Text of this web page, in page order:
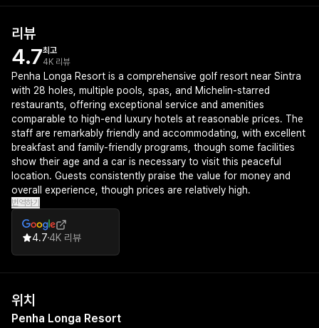
리뷰
4.7최고
4K 리뷰
Penha Longa Resort is a comprehensive golf resort near Sintra
with 28 holes, multiple pools, spas, and Michelin-starred
restaurants, offering exceptional service and amenities
comparable to high-end luxury hotels at reasonable prices. The
staff are remarkably friendly and accommodating, with excellent
breakfast and family-friendly programs, though some facilities
show their age and a car is necessary to visit this peaceful
location. Guests consistently praise the value for money and
overall experience, though prices are relatively high.
번역하기
4.7 4K 리뷰
위치
Penha Longa Resort